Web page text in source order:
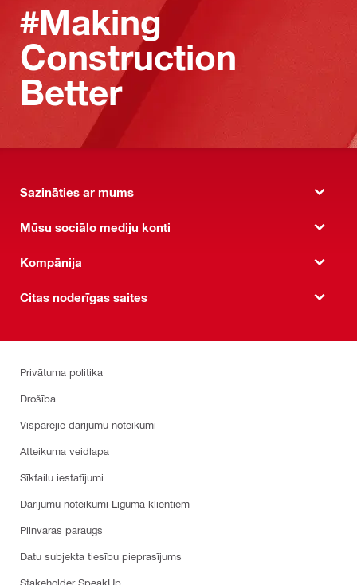
#Making
Construction
Better
Sazināties ar mums
Mūsu sociālo mediju konti
Kompānija
Citas noderīgas saites
Privātuma politika
Drošība
Vispārējie darījumu noteikumi
Atteikuma veidlapa
Sīkfailu iestatījumi
Darījumu noteikumi Līguma klientiem
Pilnvaras paraugs
Datu subjekta tiesību pieprasījums
Stakeholder SpeakUp